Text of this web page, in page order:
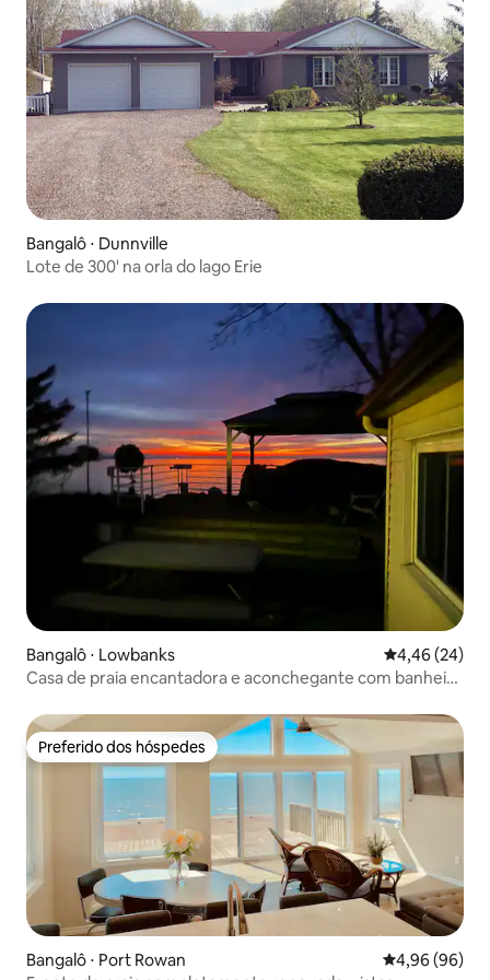
Bangalô ⋅ Dunnville
Lote de 300' na orla do lago Erie
Bangalô ⋅ Lowbanks 4,46 de uma
4,46 (24)
Casa de praia encantadora e aconchegante com banheira
Preferido dos hóspedes
Preferido dos hóspedes
Bangalô ⋅ Port Rowan 4,96 de uma
4,96 (96)